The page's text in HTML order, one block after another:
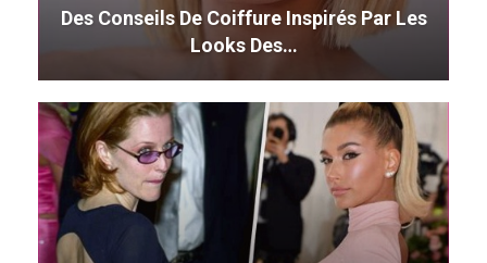
Des Conseils De Coiffure Inspirés Par Les
Looks Des…